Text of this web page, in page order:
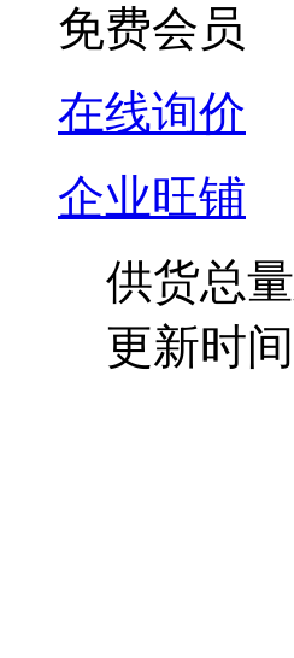
免费会员
在线询价
企业旺铺
供货总量
更新时间